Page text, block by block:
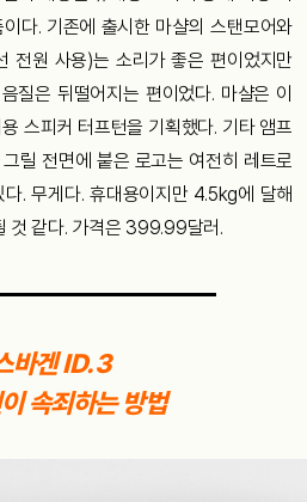
다. 기존에 출시한 마샬의 스탠모어와
전원 사용)는 소리가 좋은 편이었지만
질은 뒤떨어지는 편이었다. 마샬은 이
스피커 터프턴을 기획했다. 기타 앰프
릴 전면에 붙은 로고는 여전히 레트로
. 무게다. 휴대용이지만 4.5kg에 달해
것 같다. 가격은 399.99달러.
바겐 ID.3
속죄하는 방법